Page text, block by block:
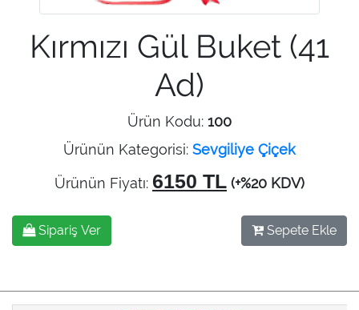
Kırmızı Gül Buket (41
Ad)
Ürün Kodu: 100
Ürünün Kategorisi: Sevgiliye Çiçek
Ürünün Fiyatı: 6150 TL (+%20 KDV)
Sipariş Ver Sepete Ekle